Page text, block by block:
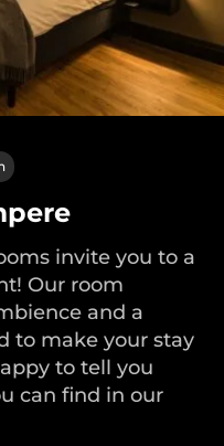
invite you to a
Our room
and a
to make your stay
to tell you
can find in our